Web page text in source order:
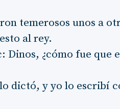
temerosos unos a
al rey.
Dinos, ¿cómo fue que
dictó, y yo lo escribí